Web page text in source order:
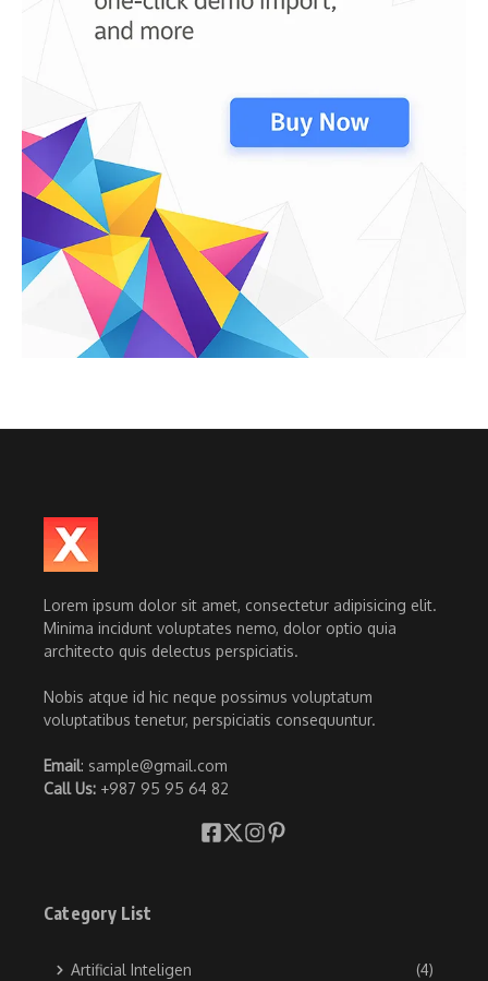
Lorem ipsum dolor sit amet, consectetur adipisicing elit.
Minima incidunt voluptates nemo, dolor optio quia
architecto quis delectus perspiciatis.
Nobis atque id hic neque possimus voluptatum
voluptatibus tenetur, perspiciatis consequuntur.
Email: sample@gmail.com
Call Us: +987 95 95 64 82
Category List
Artificial Inteligen (4)